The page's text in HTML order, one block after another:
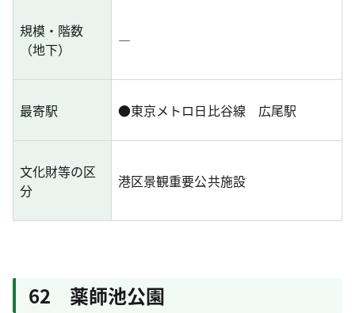
規模・階数
（地下）
―
最寄駅 ●東京メトロ日比谷線 広尾駅
文化財等の区
分
港区景観重要公共施設
62 薬師池公園